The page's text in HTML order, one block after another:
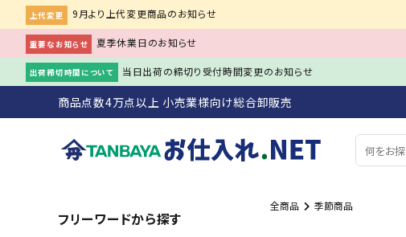
上代変更 9月より上代変更商品のお知らせ
重要なお知らせ 夏季休業日のお知らせ
出荷締切時間について 当日出荷の締切り受付時間変更のお知らせ
商品点数4万点以上 小売業様向け総合卸販売
全商品 季節商品
フリーワードから探す